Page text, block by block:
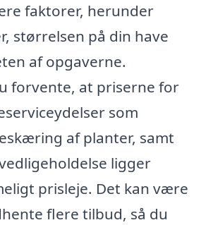
faktorer, herunder
størrelsen på din have
af opgaverne.
forvente, at priserne for
som
af planter, samt
ligger
prisleje. Det kan være
flere tilbud, så du